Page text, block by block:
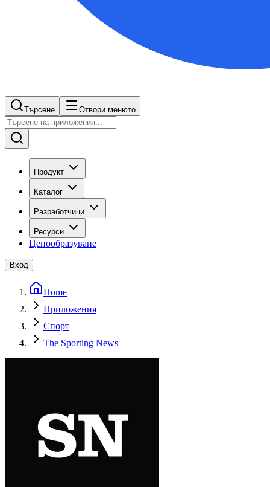
Търсене Отвори менюто
Продукт
Каталог
Разработчици
Ресурси
Ценообразуване
Вход
Home
Приложения
Спорт
The Sporting News